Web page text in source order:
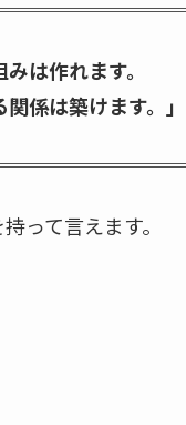
は作れます。
係は築けます。」
って言えます。